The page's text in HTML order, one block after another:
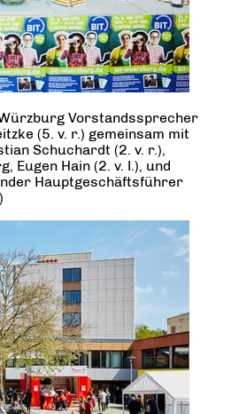
Vorstandssprecher
(5. v. r.) gemeinsam mit
Schuchardt (2. v. r.),
Hain (2. v. l.), und
Hauptgeschäftsführer